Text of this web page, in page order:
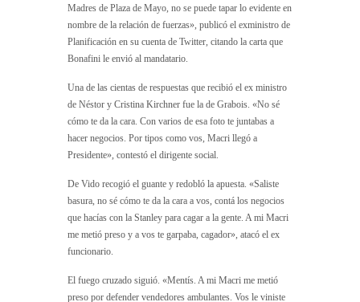
Madres de Plaza de Mayo, no se puede tapar lo evidente en
nombre de la relación de fuerzas», publicó el exministro de
Planificación en su cuenta de Twitter, citando la carta que
Bonafini le envió al mandatario.
Una de las cientas de respuestas que recibió el ex ministro
de Néstor y Cristina Kirchner fue la de Grabois. «No sé
cómo te da la cara. Con varios de esa foto te juntabas a
hacer negocios. Por tipos como vos, Macri llegó a
Presidente», contestó el dirigente social.
De Vido recogió el guante y redobló la apuesta. «Saliste
basura, no sé cómo te da la cara a vos, contá los negocios
que hacías con la Stanley para cagar a la gente. A mi Macri
me metió preso y a vos te garpaba, cagador», atacó el ex
funcionario.
El fuego cruzado siguió. «Mentís. A mi Macri me metió
preso por defender vendedores ambulantes. Vos le viniste